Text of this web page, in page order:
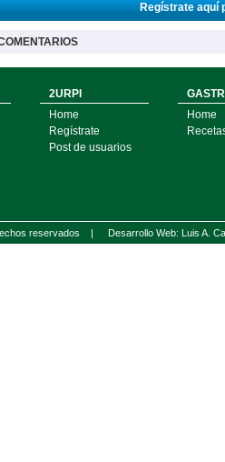
Regístrate aquí
2URPI
Home
Regístrate
Post de usuarios
Home
reservados | Desarrollo Web: Luis